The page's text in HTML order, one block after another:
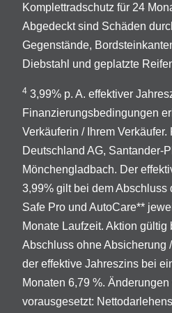
Komplettradschutz für 24
Abgedeckt sind Schäden
Gegenstände,
Diebstahl und geplatzte
4 3,99% p. A. effektiver
Finanzierungsbedingungen
Verkäuferin / Ihrem
Deutschland AG, Santander-
Mönchengladbach. Der
3,99% gilt bei dem Abschluss
Safe Pro und AutoCare**
Monate Laufzeit. Aktion
Abschluss ohne Absicherung
der effektive Jahreszins bei
Monaten 6,79 %.
vorausgesetzt: